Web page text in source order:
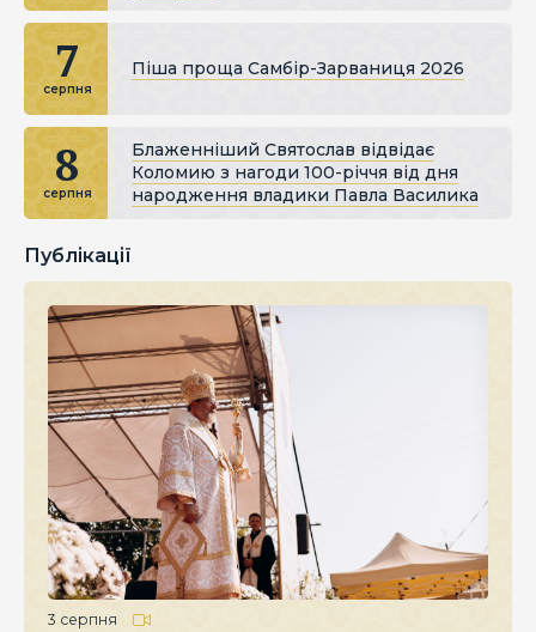
7
серпня
Піша проща Самбір-Зарваниця 2026
8
серпня
Блаженніший Святослав відвідає
Коломию з нагоди 100-річчя від дня
народження владики Павла Василика
Публікації
3 серпня